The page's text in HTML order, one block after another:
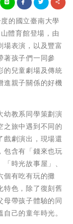
的國立臺南大學
體育館登場，由
場表演，以及豐富
著孩子們一同參
的兒童劇場及傳統
進親子關係的好機
幼教系同學策劃演
之旅中遇到不同的
戲劇演出，現場還
包含有「錢來也玩
時光故事屋」、
個有吃有玩的攤
特色，除了復刻舊
母帶孩子體驗的同
己的童年時光。